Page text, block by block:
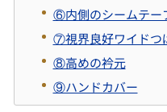
⑥内側のシームテー
⑦視界良好ワイドつ
⑧高めの衿元
⑨ハンドカバー